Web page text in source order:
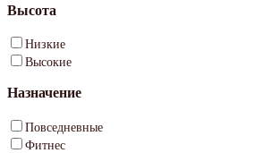
Высота
Низкие
Высокие
Назначение
Повседневные
Фитнес